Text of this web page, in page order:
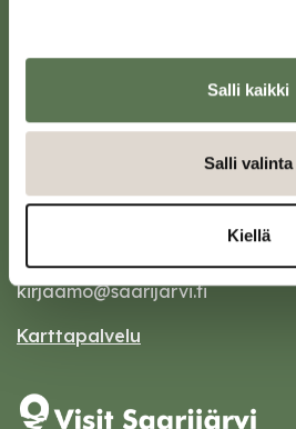
Salli kaikki
Salli valinta
Kiellä
Saarijärven kaupunki
kirjaamo@saarijarvi.fi
Karttapalvelu